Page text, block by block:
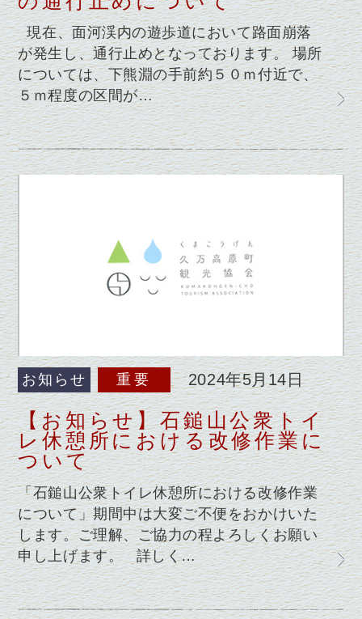
現在、面河渓内の遊歩道において路面崩落
が発生し、通行止めとなっております。 場所
については、下熊淵の手前約５０ｍ付近で、
５ｍ程度の区間が…
お知らせ 重要 2024年5月14日
【お知らせ】石鎚山公衆トイ
レ休憩所における改修作業に
ついて
「石鎚山公衆トイレ休憩所における改修作業
について」期間中は大変ご不便をおかけいた
します。ご理解、ご協力の程よろしくお願い
申し上げます。 詳しく…